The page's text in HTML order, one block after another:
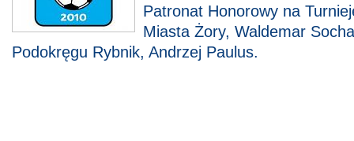
Patronat Honorowy na
Miasta Żory, Waldemar
Podokręgu Rybnik, Andrzej Paulus.